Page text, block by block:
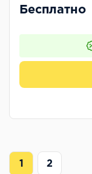
Бесплатно
1 2